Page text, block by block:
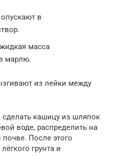
в
масса
марлю.
из лейки между
сделать кашицу из шляпок
воде, распределить на
После этого
грунта и